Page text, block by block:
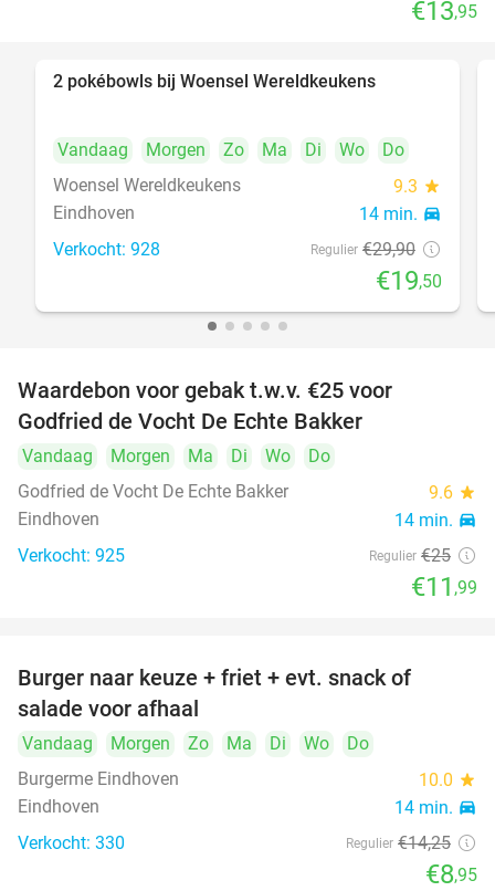
€13,95
2 pokébowls bij Woensel Wereldkeukens
Vandaag Morgen Zo Ma Di Wo
Do
Woensel Wereldkeukens
9.3 star
Eindhoven 14 min. directions_car
Verkocht: 928 Regulier €29,90
€19,50
Waardebon voor gebak t.w.v. €25 voor
Godfried de Vocht De Echte Bakker
Vandaag Morgen Ma Di Wo
Do
Godfried de Vocht De Echte Bakker
9.6 star
Eindhoven 14 min. directions_car
Verkocht: 925 Regulier €25
€11 ,99
Burger naar keuze + friet + evt. snack of
salade voor afhaal
Vandaag Morgen Zo Ma Di Wo
Do
Burgerme Eindhoven
10.0 star
Eindhoven 14 min. directions_car
Verkocht: 330 Regulier €14,25
€8,95